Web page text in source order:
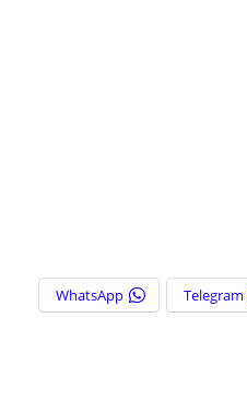
Telegram
WhatsApp